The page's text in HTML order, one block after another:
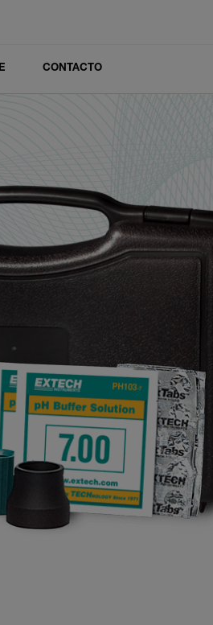
CONTACTO